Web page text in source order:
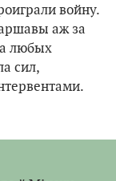
войну.
аж за
любых
сил,